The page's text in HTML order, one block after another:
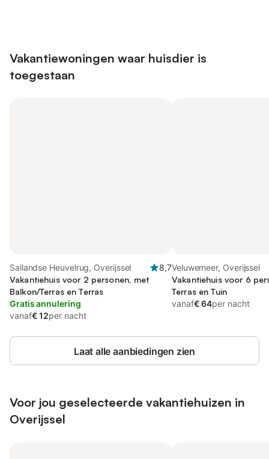
Vakantiewoningen waar huisdier is
toegestaan
Sallandse Heuvelrug, Overijssel
8,7
Vakantiehuis voor 2 personen, met
Balkon/Terras en Terras
Gratis annulering
vanaf€ 12per nacht
Veluwemeer, Overijssel
Vakantiehuis voor 6
Terras en Tuin
vanaf€ 64per nacht
Laat alle aanbiedingen zien
Voor jou geselecteerde vakantiehuizen in
Overijssel